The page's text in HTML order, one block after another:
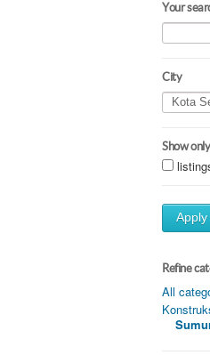
Your
City
Show only
Apply
Refine
All